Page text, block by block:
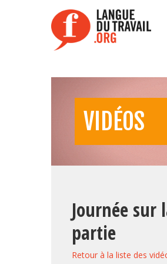
VIDÉOS
Journée
partie
Retour à la liste des